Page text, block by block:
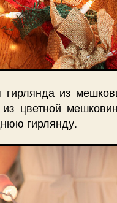
гирлянда из
из цветной
гирлянду.